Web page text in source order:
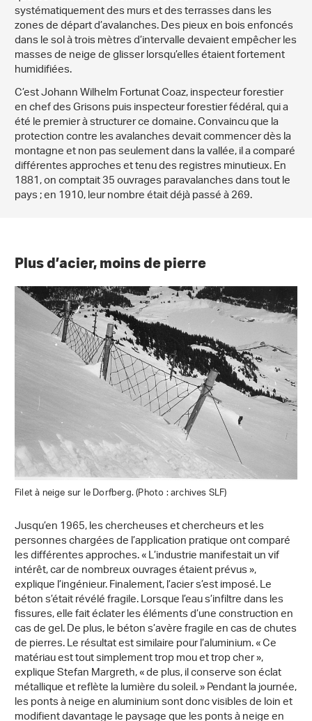
systématiquement des murs et des terrasses dans les
zones de départ d’avalanches. Des pieux en bois enfoncés
dans le sol à trois mètres d’intervalle devaient empêcher les
masses de neige de glisser lorsqu’elles étaient fortement
humidifiées.
C’est Johann Wilhelm Fortunat Coaz, inspecteur forestier
en chef des Grisons puis inspecteur forestier fédéral, qui a
été le premier à structurer ce domaine. Convaincu que la
protection contre les avalanches devait commencer dès la
montagne et non pas seulement dans la vallée, il a comparé
différentes approches et tenu des registres minutieux. En
1881, on comptait 35 ouvrages paravalanches dans tout le
pays ; en 1910, leur nombre était déjà passé à 269.
Plus d’acier, moins de pierre
Filet à neige sur le Dorfberg. (Photo : archives SLF)
Jusqu’en 1965, les chercheuses et chercheurs et les
personnes chargées de l’application pratique ont comparé
les différentes approches. « L’industrie manifestait un vif
intérêt, car de nombreux ouvrages étaient prévus »,
explique l’ingénieur. Finalement, l’acier s’est imposé. Le
béton s’était révélé fragile. Lorsque l’eau s’infiltre dans les
fissures, elle fait éclater les éléments d’une construction en
cas de gel. De plus, le béton s’avère fragile en cas de chutes
de pierres. Le résultat est similaire pour l’aluminium. « Ce
matériau est tout simplement trop mou et trop cher »,
explique Stefan Margreth, « de plus, il conserve son éclat
métallique et reflète la lumière du soleil. » Pendant la journée,
les ponts à neige en aluminium sont donc visibles de loin et